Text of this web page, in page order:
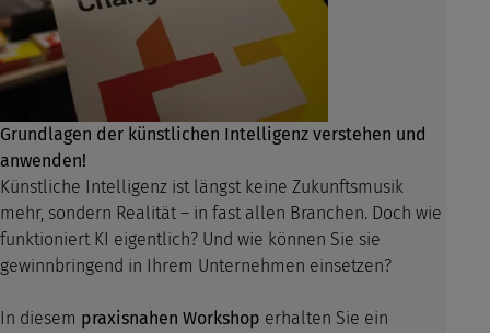
Grundlagen der künstlichen Intelligenz verstehen und
anwenden!
Künstliche Intelligenz ist längst keine Zukunftsmusik
mehr, sondern Realität – in fast allen Branchen. Doch wie
funktioniert KI eigentlich? Und wie können Sie sie
gewinnbringend in Ihrem Unternehmen einsetzen?
In diesem praxisnahen Workshop erhalten Sie ein